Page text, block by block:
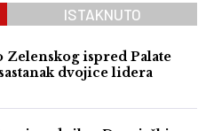
ISTAKNUTO
Zelenskog ispred Palate
dvojice lidera